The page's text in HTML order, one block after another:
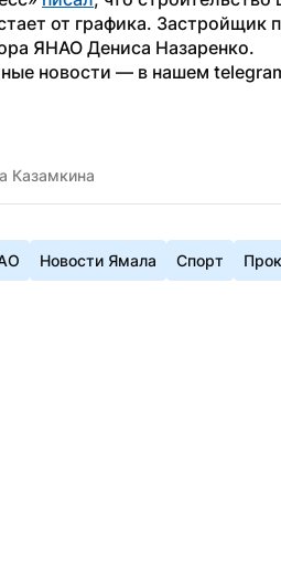
от графика. Застройщик
ЯНАО Дениса Назаренко.
новости — в нашем
Казамкина
Новости Ямала Спорт